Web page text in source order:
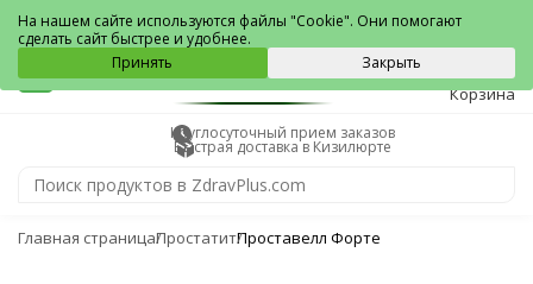
Кизилюрт
0
Корзина
Круглосуточный прием заказов
Быстрая доставка в Кизилюрте
Главная страницаПростатитПроставелл Форте
На нашем сайте используются файлы "Cookie". Они помогают
сделать сайт быстрее и удобнее.
Принять
Закрыть